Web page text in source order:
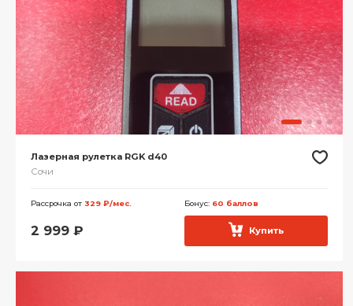
Лазерная рулетка RGK d40
Сочи
Рассрочка от 329 ₽/мес. Бонус: 60 баллов
2 999 ₽ Купить